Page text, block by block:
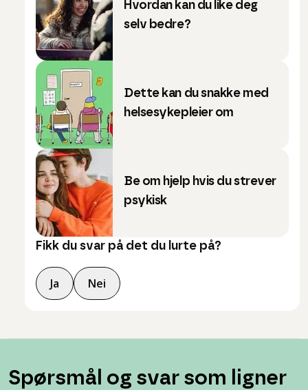
Hvordan kan du like deg
selv bedre?
Dette kan du snakke med
helsesykepleier om
Be om hjelp hvis du strever
psykisk
Fikk du svar på det du lurte på?
Ja Nei
Spørsmål og svar som ligner